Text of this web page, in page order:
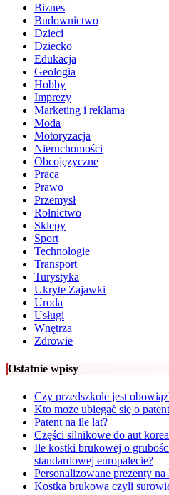
Biznes
Budownictwo
Dzieci
Dziecko
Edukacja
Geologia
Hobby
Imprezy
Marketing i reklama
Moda
Motoryzacja
Nieruchomości
Obcojęzyczne
Praca
Prawo
Przemysł
Rolnictwo
Sklepy
Sport
Technologie
Transport
Turystyka
Ukryte Zajawki
Uroda
Usługi
Wnętrza
Zdrowie
Ostatnie wpisy
Czy przedszkole jest
Kto może ubiegać się o
Patent na ile lat?
Części silnikowe do aut
Ile kostki brukowej o
standardowej europalecie?
Personalizowane prezenty
Kostka brukowa czyli